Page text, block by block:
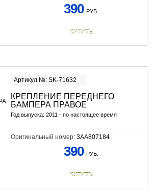
390 РУБ.
КУПИТЬ
Артикул №: SK-71632
КРЕПЛЕНИЕ ПЕРЕДНЕГО
БАМПЕРА ПРАВОЕ
Год выпуска: 2011 - по настоящее время
Оригинальный номер: 3AA807184
390 РУБ.
КУПИТЬ